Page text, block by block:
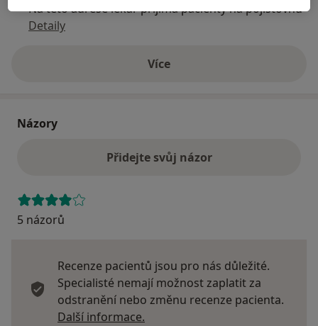
Na teto adrese lékař přijímá pacienty na pojišťovnu
Detaily
Víceo adrese
Názory
Přidejte svůj názor
5 názorů
Recenze pacientů jsou pro nás důležité.
Specialisté nemají možnost zaplatit za
odstranění nebo změnu recenze pacienta.
Další informace.